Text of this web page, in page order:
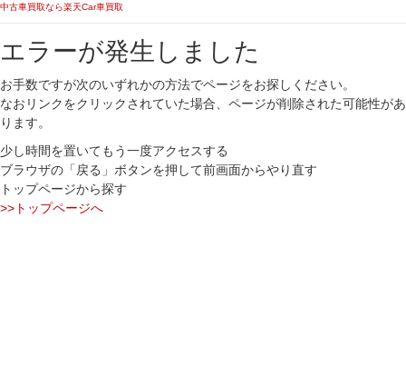
中古車買取なら楽天Car車買取
エラーが発生しました
お手数ですが次のいずれかの方法でページをお探しください。
なおリンクをクリックされていた場合、ページが削除された可能性があ
ります。
少し時間を置いてもう一度アクセスする
ブラウザの「戻る」ボタンを押して前画面からやり直す
トップページから探す
>>トップページへ